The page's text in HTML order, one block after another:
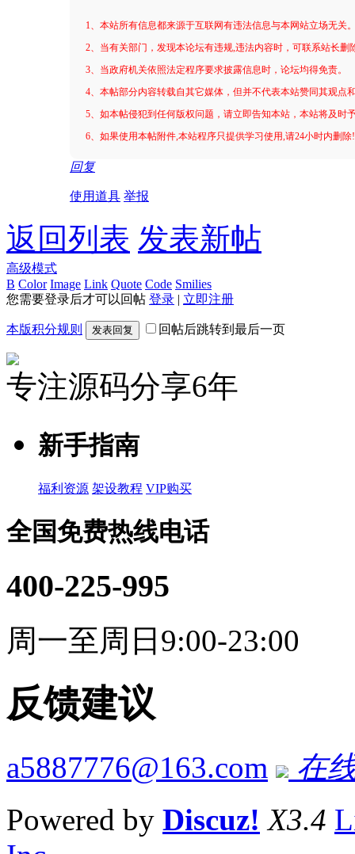
1、本站所有信息都来源于互联网有违法信息与本网站立场无关
2、当有关部门，发现本论坛有违规,违法内容时，可联系站长删
3、当政府机关依照法定程序要求披露信息时，论坛均得免责。
4、本帖部分内容转载自其它媒体，但并不代表本站赞同其观点
5、如本帖侵犯到任何版权问题，请立即告知本站，本站将及时
6、如果使用本帖附件,本站程序只提供学习使用,请24小时内删
回复
使用道具 举报
返回列表 发表新帖
高级模式
B Color Image Link Quote Code Smilies
您需要登录后才可以回帖 登录 | 立即注册
本版积分规则 发表回复 回帖后跳转到最后一页
专注源码分享6年
新手指南
福利资源 架设教程 VIP购买
全国免费热线电话
400-225-995
周一至周日9:00-23:00
反馈建议
a5887776@163.com
在
Powered by Discuz! X3.4